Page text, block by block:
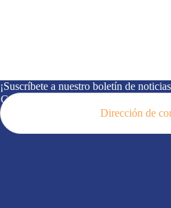
¡Suscríbete a nuestro boletín de
Correo electrónico